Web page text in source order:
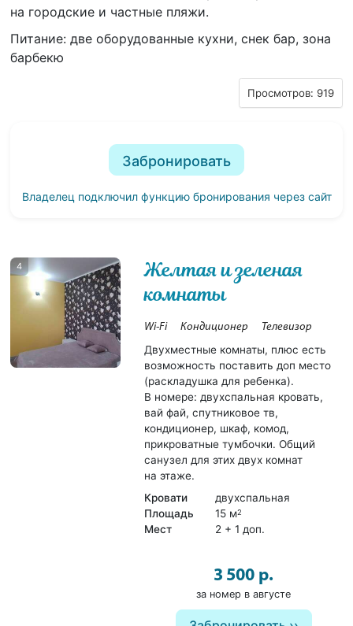
на городские и частные пляжи.
Питание: две оборудованные кухни, снек бар, зона
барбекю
Просмотров: 919
Забронировать
Владелец подключил функцию бронирования через сайт
4
Желтая и зеленая
комнаты
Wi-Fi Кондиционер Телевизор
Двухместные комнаты, плюс есть
возможность поставить доп место
(раскладушка для ребенка).
В номере: двухспальная кровать,
вай фай, спутниковое тв,
кондиционер, шкаф, комод,
прикроватные тумбочки. Общий
санузел для этих двух комнат
на этаже.
Кровати
двухспальная
Площадь
15 м2
Мест 2 + 1 доп.
3 500 р.
за номер в августе